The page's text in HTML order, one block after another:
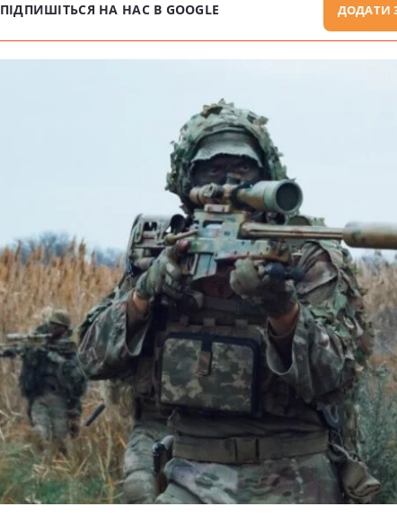
ПІДПИШІТЬСЯ НА НАС В GOOGLE ДОДАТИ